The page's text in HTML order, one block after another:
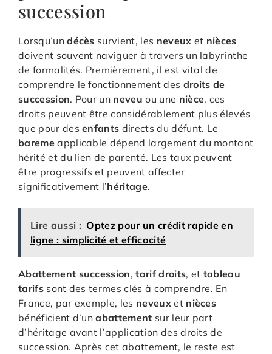
succession
Lorsqu’undécès survient, les neveux et nièces
doivent souvent naviguer à travers un labyrinthe
de formalités. Premièrement, il est vital de
comprendre le fonctionnement des droits de
succession. Pour un neveu ou une nièce, ces
droits peuvent être considérablement plus élevés
que pour desenfants directs du défunt. Le
baremeapplicable dépend largement du montant
hérité et du lien de parenté. Les taux peuvent
être progressifs et peuvent affecter
significativement l’héritage.
Lire aussi : Optez pour un crédit rapide en
ligne : simplicité et efficacité
Abattement succession,tarif droits, et tableau
tarifssont des termes clés à comprendre. En
France, par exemple, les neveuxet nièces
bénéficient d’unabattement sur leur part
d’héritage avant l’application des droits de
succession. Après cet abattement, le reste est